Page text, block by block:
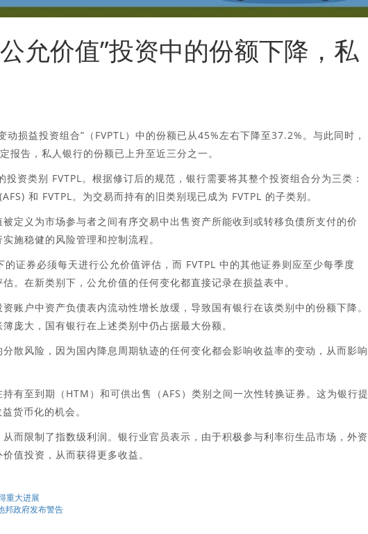
允价值”投资中的份额下降，私
动损益投资组合”（FVPTL）中的份额已从45%左右下降至37.2%。与此同时，
报告，私人银行的份额已上升至近三分之一。
资类别 FVTPL。根据修订后的规范，银行需要将其整个投资组合分为三类：
和 FVTPL。为交易而持有的旧类别现已成为 FVTPL 的子类别。
定义为市场参与者之间有序交易中出售资产所能收到或转移负债所支付的价
施稳健的风险管理和控制流程。
证券必须每天进行公允价值评估，而 FVTPL 中的其他证券则应至少每季度
。在新类别下，公允价值的任何变化都直接记录在损益表中。
账户中资产负债表内流动性增长放缓，导致国有银行在该类别中的份额下降。
庞大，国有银行在上述类别中仍占据最大份额。
散风险，因为国内降息周期轨迹的任何变化都会影响收益率的变动，从而影响
有至到期（HTM）和可供出售（AFS）类别之间一次性转换证券。这为银行提
货币化的机会。
而限制了指数级利润。银行业官员表示，由于积极参与利率衍生品市场，外资
值投资，从而获得更多收益。
重大进展
邦政府发布警告